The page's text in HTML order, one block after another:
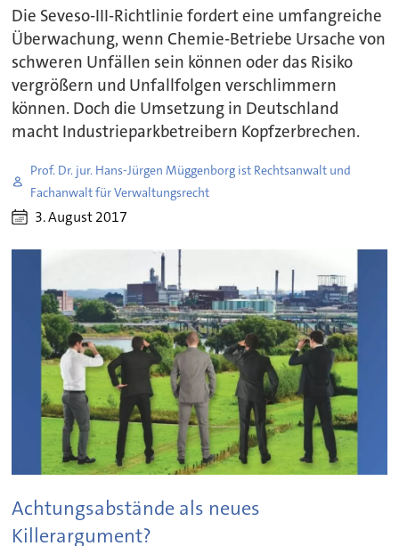
Die Seveso-III-Richtlinie fordert eine umfangreiche
Überwachung, wenn Chemie-Betriebe Ursache von
schweren Unfällen sein können oder das Risiko
vergrößern und Unfallfolgen verschlimmern
können. Doch die Umsetzung in Deutschland
macht Industrieparkbetreibern Kopfzerbrechen.
Prof. Dr. jur. Hans-Jürgen Müggenborg ist Rechtsanwalt und
Fachanwalt für Verwaltungsrecht
3. August 2017
Achtungsabstände als neues
Killerargument?